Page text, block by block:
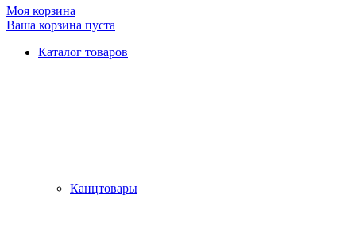
Моя корзина
Ваша корзина пуста
Каталог товаров
Канцтовары